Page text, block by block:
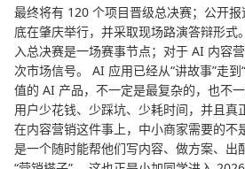
最终将有 120 个项目晋级总决赛；公开
底在肇庆举行，并采取现场路演答辩形式
入总决赛是一场赛事节点；对于 AI 内容
次市场信号。 AI 应用已经从“讲故事”走
值的 AI 产品，不一定是最复杂的，也不
用户少花钱、少踩坑、少耗时间，并且真
在内容营销这件事上，中小商家需要的不
是一个随时能帮他们写内容、做方案、出